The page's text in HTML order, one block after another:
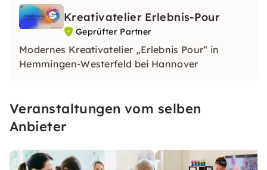
Kreativatelier Erlebnis-Pour
Geprüfter Partner
Modernes Kreativatelier „Erlebnis Pour“ in
Hemmingen-Westerfeld bei Hannover
Veranstaltungen vom selben
Anbieter